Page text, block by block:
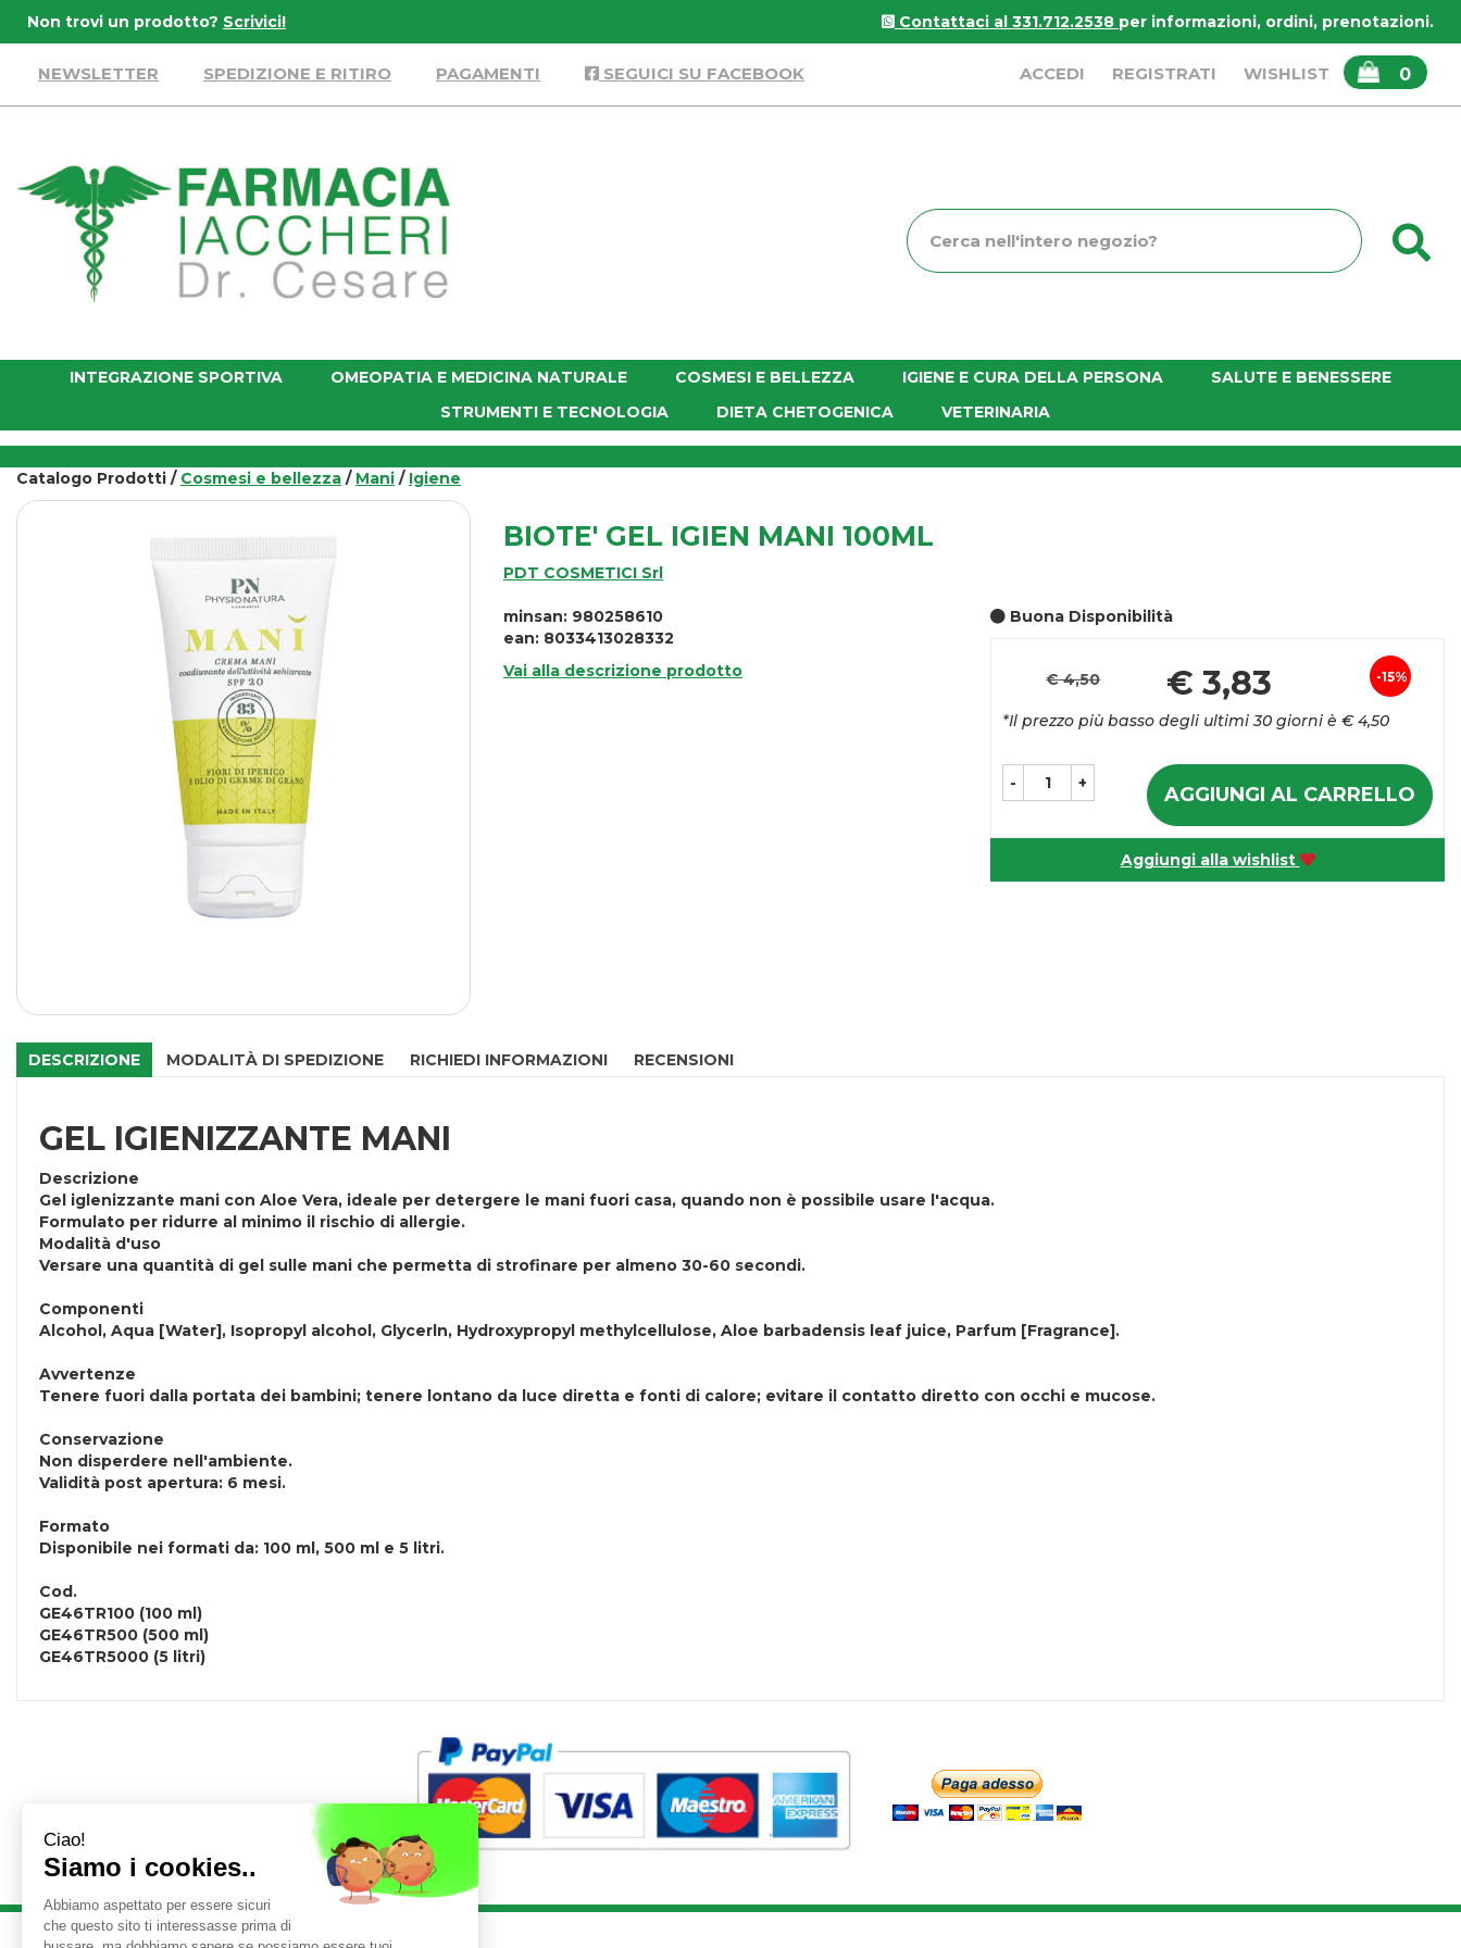
principale
Contattaci al 331.712.2538 per informazioni, ordini, prenotazioni.
Non trovi un prodotto? Scrivici!
NEWSLETTER SPEDIZIONE E RITIRO PAGAMENTI SEGUICI SU FACEBOOK ACCEDI REGISTRATI WISHLIST 0
ARTICOLI
INSERITI
Farmacia
Iaccheri
Cerca
Prodotto
INTEGRAZIONE SPORTIVA OMEOPATIA E MEDICINA NATURALE COSMESI E BELLEZZA IGIENE E CURA DELLA PERSONA
SALUTE E BENESSERE
STRUMENTI E TECNOLOGIA
DIETA CHETOGENICA VETERINARIA
Catalogo Prodotti / Cosmesi e bellezza / Mani / Igiene
BIOTE' GEL IGIEN MANI 100ML
PDT COSMETICI Srl
minsan: 980258610
ean: 8033413028332
Vai alla descrizione prodotto
Buona Disponibilità
Sconto
15%
€ 4,50 € 3,83
*Il prezzo più basso degli ultimi 30 giorni è € 4,50
- + AGGIUNGI AL CARRELLO
Aggiungi alla wishlist
DESCRIZIONE MODALITÀ DI SPEDIZIONE RICHIEDI INFORMAZIONI RECENSIONI
GEL IGIENIZZANTE MANI
Descrizione
Gel iglenizzante mani con Aloe Vera, ideale per detergere le mani fuori casa, quando non è possibile usare l'acqua.
Formulato per ridurre al minimo il rischio di allergie.
Modalità d'uso
Versare una quantità di gel sulle mani che permetta di strofinare per almeno 30-60 secondi.
Componenti
Alcohol, Aqua [Water], Isopropyl alcohol, Glycerln, Hydroxypropyl methylcellulose, Aloe barbadensis leaf juice, Parfum [Fragrance].
Avvertenze
Tenere fuori dalla portata dei bambini; tenere lontano da luce diretta e fonti di calore; evitare il contatto diretto con occhi e mucose.
Conservazione
Non disperdere nell'ambiente.
Validità post apertura: 6 mesi.
Formato
Disponibile nei formati da: 100 ml, 500 ml e 5 litri.
Cod.
GE46TR100 (100 ml)
GE46TR500 (500 ml)
GE46TR5000 (5 litri)